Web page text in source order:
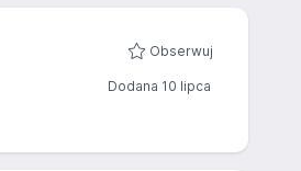
Obserwuj
Dodana 10 lipca